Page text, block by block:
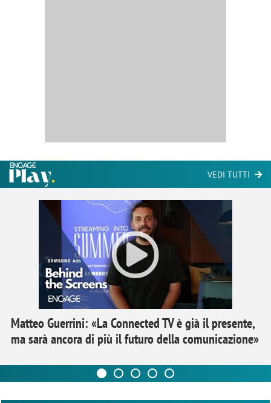
VEDI TUTTI
Matteo Guerrini: «La Connected TV è già il presente,
ma sarà ancora di più il futuro della comunicazione»